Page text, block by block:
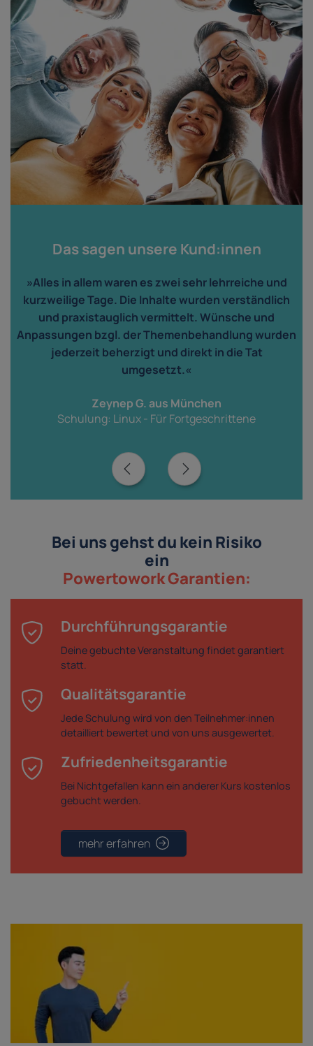
Das sagen unsere Kund:innen
»Alles in allem waren es zwei sehr lehrreiche und
kurzweilige Tage. Die Inhalte wurden verständlich
und praxistauglich vermittelt. Wünsche und
Anpassungen bzgl. der Themenbehandlung wurden
jederzeit beherzigt und direkt in die Tat
umgesetzt.«
Zeynep G. aus München
Schulung: Linux - Für Fortgeschrittene
Bei uns gehst du kein Risiko
ein
Powertowork Garantien:
Durchführungsgarantie
Deine gebuchte Veranstaltung findet garantiert
statt.
Qualitätsgarantie
Jede Schulung wird von den Teilnehmer:innen
detailliert bewertet und von uns ausgewertet.
Zufriedenheitsgarantie
Bei Nichtgefallen kann ein anderer Kurs kostenlos
gebucht werden.
mehr erfahren